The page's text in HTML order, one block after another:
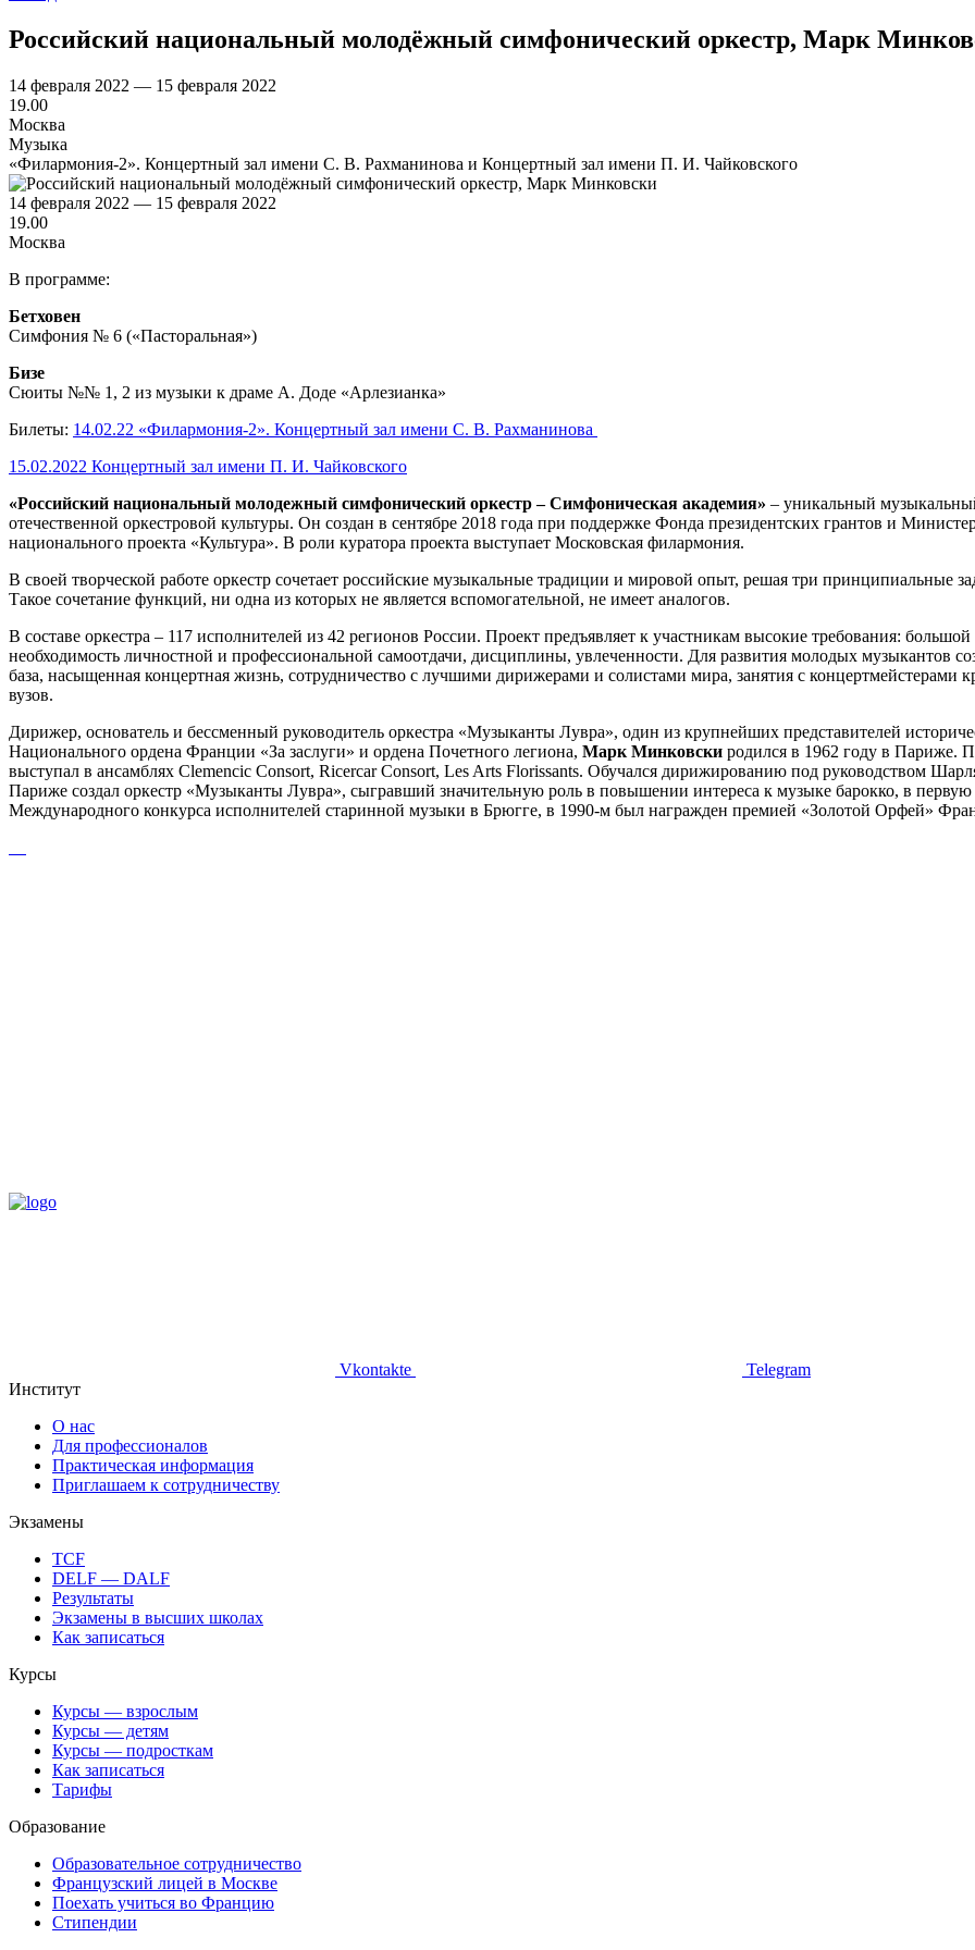
Российский национальный молодёжный симфонический оркестр, Марк
14 февраля 2022 — 15 февраля 2022
19.00
Москва
Музыка
«Филармония-2». Концертный зал имени С. В. Рахманинова и Концертный зал имени П. И. Чайковского
14 февраля 2022 — 15 февраля 2022
19.00
Москва
В программе:
Бетховен
Симфония № 6 («Пасторальная»)
Бизе
Сюиты №№ 1, 2 из музыки к драме А. Доде «Арлезианка»
Билеты: 14.02.22 «Филармония-2». Концертный зал имени С. В. Рахманинова
15.02.2022 Концертный зал имени П. И. Чайковского
«Российский национальный молодежный симфонический оркестр – Симфоническая академия» – уникальный
отечественной оркестровой культуры. Он создан в сентябре 2018 года при поддержке Фонда президентских грантов и
национального проекта «Культура». В роли куратора проекта выступает Московская филармония.
В своей творческой работе оркестр сочетает российские музыкальные традиции и мировой опыт, решая три принципиальные
Такое сочетание функций, ни одна из которых не является вспомогательной, не имеет аналогов.
В составе оркестра – 117 исполнителей из 42 регионов России. Проект предъявляет к участникам высокие требования:
необходимость личностной и профессиональной самоотдачи, дисциплины, увлеченности. Для развития молодых музыкантов
база, насыщенная концертная жизнь, сотрудничество с лучшими дирижерами и солистами мира, занятия с
вузов.
Дирижер, основатель и бессменный руководитель оркестра «Музыканты Лувра», один из крупнейших представителей
Национального ордена Франции «За заслуги» и ордена Почетного легиона, Марк Минковски родился в 1962 году в Париже.
выступал в ансамблях Clemencic Consort, Ricercar Consort, Les Arts Florissants. Обучался дирижированию под руководством
Париже создал оркестр «Музыканты Лувра», сыгравший значительную роль в повышении интереса к музыке барокко, в первую
Международного конкурса исполнителей старинной музыки в Брюгге, в 1990-м был награжден премией «Золотой Орфей»
Vkontakte
Telegram
Институт
О нас
Для профессионалов
Практическая информация
Приглашаем к сотрудничеству
Экзамены
TCF
DELF — DALF
Результаты
Экзамены в высших школах
Как записаться
Курсы
Курсы — взрослым
Курсы — детям
Курсы — подросткам
Как записаться
Тарифы
Образование
Образовательное сотрудничество
Французский лицей в Москве
Поехать учиться во Францию
Стипендии